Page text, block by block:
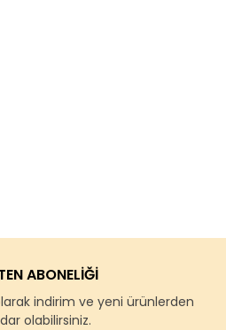
ABONELİĞİ
indirim ve yeni ürünlerden
olabilirsiniz.